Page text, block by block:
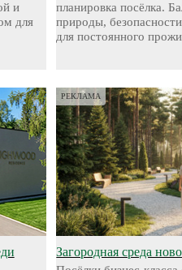
и
для
планировка посёлка.
природы,
для постоянного
РЕКЛАМА
Загородная среда